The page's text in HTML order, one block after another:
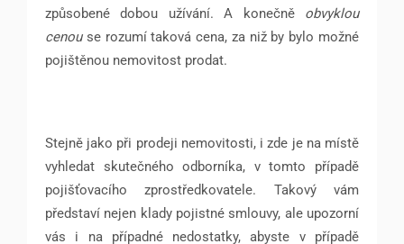
způsobené dobou užívání. A konečně obvyklou
cenou se rozumí taková cena, za niž by bylo možné
pojištěnou nemovitost prodat.
Stejně jako při prodeji nemovitosti, i zde je na místě
vyhledat skutečného odborníka, v tomto případě
pojišťovacího zprostředkovatele. Takový vám
představí nejen klady pojistné smlouvy, ale upozorní
vás i na případné nedostatky, abyste v případě